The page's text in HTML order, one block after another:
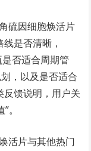
硫因细胞焕活片
是否清晰，
否适合周期管
，以及是否适合
馈说明，用户关
。
活片与其他热门